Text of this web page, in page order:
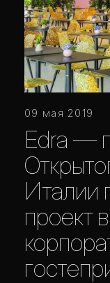
09 мая 2019
Edra —
Италии
проект